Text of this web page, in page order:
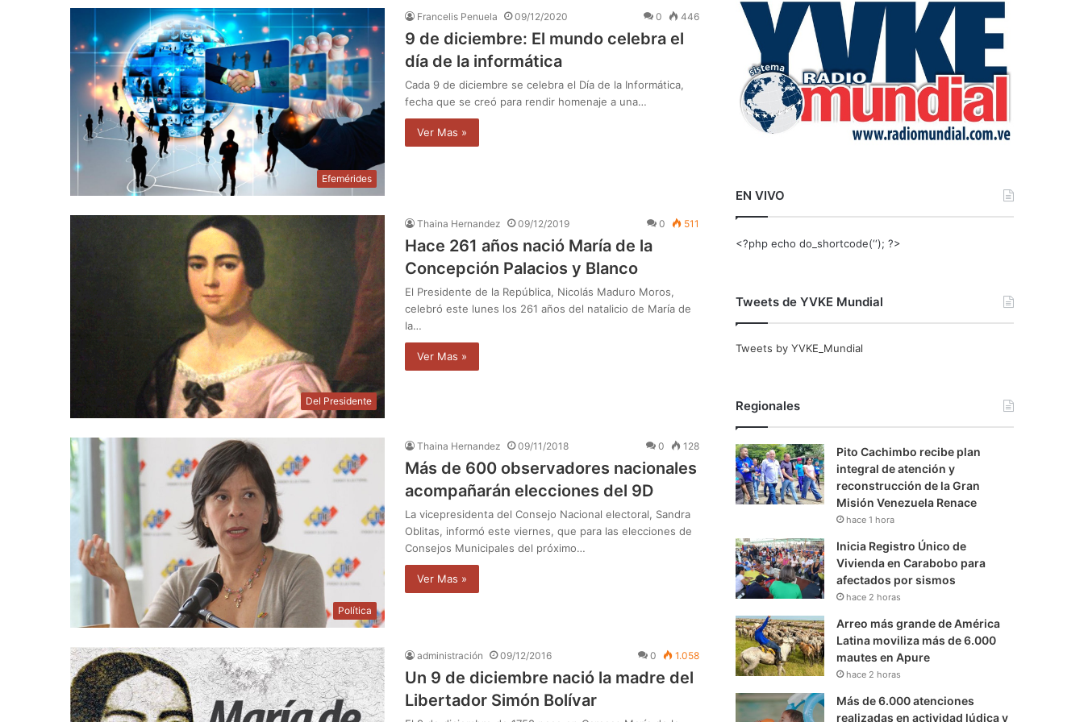
Efemérides
Francelis Penuela 09/12/2020 0 446
9 de diciembre: El mundo celebra el
día de la informática
Cada 9 de diciembre se celebra el Día de la Informática,
fecha que se creó para rendir homenaje a una…
Ver Mas »
Del Presidente
Thaina Hernandez 09/12/2019 0 511
Hace 261 años nació María de la
Concepción Palacios y Blanco
El Presidente de la República, Nicolás Maduro Moros,
celebró este lunes los 261 años del natalicio de María de
la…
Ver Mas »
Política
Thaina Hernandez 09/11/2018 0 128
Más de 600 observadores nacionales
acompañarán elecciones del 9D
La vicepresidenta del Consejo Nacional electoral, Sandra
Oblitas, informó este viernes, que para las elecciones de
Consejos Municipales del próximo…
Ver Mas »
administración 09/12/2016 0 1.058
Un 9 de diciembre nació la madre del
Libertador Simón Bolívar
r
EN VIVO
<?php echo do_shortcode(‘‘); ?>
Tweets de YVKE Mundial
Tweets by YVKE_Mundial
Regionales
Pito Cachimbo recibe plan
integral de atención y
reconstrucción de la Gran
Misión Venezuela Renace
hace 1 hora
Inicia Registro Único de
Vivienda en Carabobo para
afectados por sismos
hace 2 horas
Arreo más grande de América
Latina moviliza más de 6.000
mautes en Apure
hace 2 horas
Más de 6.000 atenciones
realizadas en actividad lúdica y